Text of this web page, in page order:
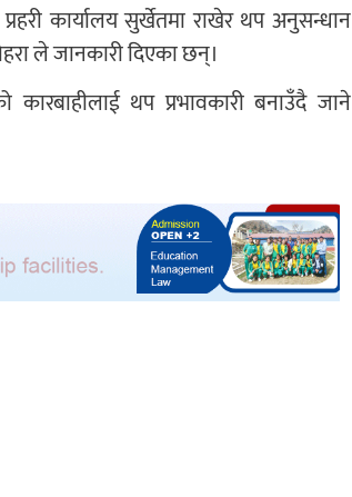
कार्यालय सुर्खेतमा राखेर थप अनुसन्धान
ले जानकारी दिएका छन्।
कारबाहीलाई थप प्रभावकारी बनाउँदै जाने